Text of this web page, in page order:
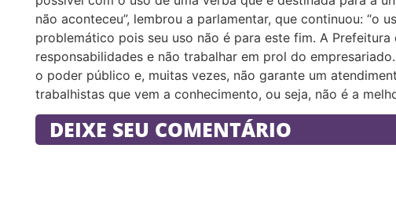
não aconteceu”, lembrou a parlamentar, que continuou: “o
problemático pois seu uso não é para este fim. A Prefeitura
responsabilidades e não trabalhar em prol do
o poder público e, muitas vezes, não garante um
trabalhistas que vem a conhecimento, ou seja, não é a
DEIXE SEU COMENTÁRIO